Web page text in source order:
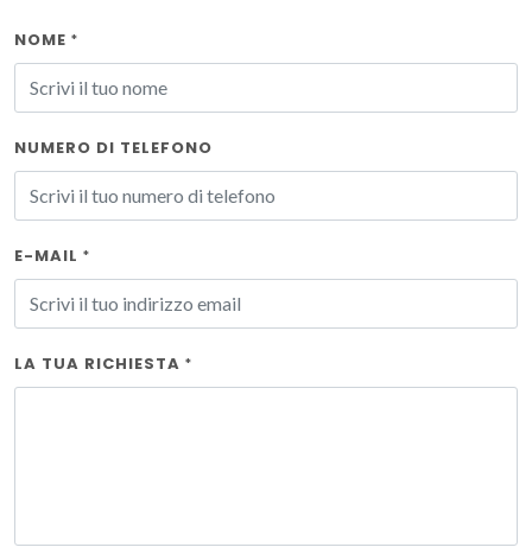
NOME *
NUMERO DI TELEFONO
E-MAIL *
LA TUA RICHIESTA *